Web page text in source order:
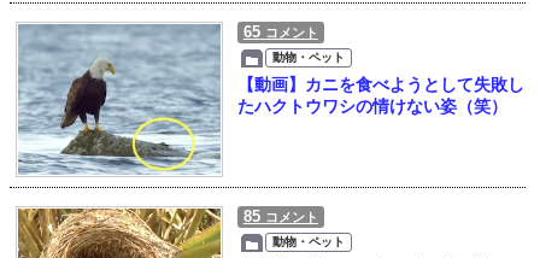
65 コメント
動物・ペット
【動画】カニを食べようとして失敗し
たハクトウワシの情けない姿（笑）
85 コメント
動物・ペット